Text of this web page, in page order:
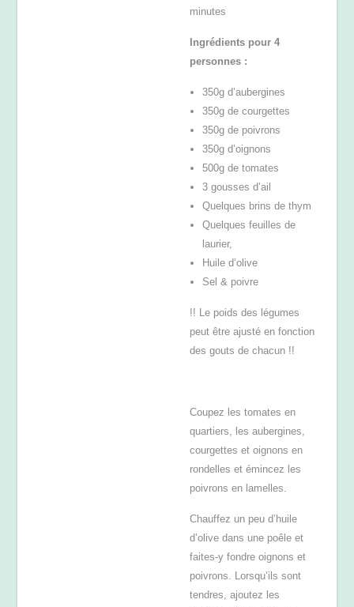
minutes
Ingrédients pour 4
personnes :
350g d’aubergines
350g de courgettes
350g de poivrons
350g d’oignons
500g de tomates
3 gousses d’ail
Quelques brins de thym
Quelques feuilles de
laurier,
Huile d’olive
Sel & poivre
!! Le poids des légumes
peut être ajusté en fonction
des gouts de chacun !!
Coupez les tomates en
quartiers, les aubergines,
courgettes et oignons en
rondelles et émincez les
poivrons en lamelles.
Chauffez un peu d’huile
d’olive dans une poêle et
faites-y fondre oignons et
poivrons. Lorsqu’ils sont
tendres, ajoutez les